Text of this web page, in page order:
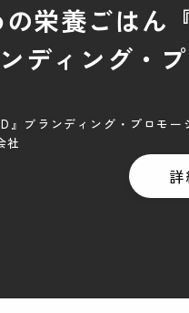
栄養ごはん
ディング・
』ブランディング・プロモー
社